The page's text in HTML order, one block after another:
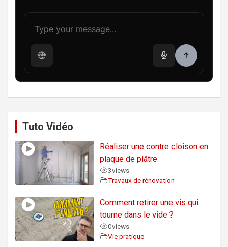
Tuto Vidéo
Réaliser une contre cloison en
plaque de plâtre
3views
Travaux de rénovation
Comment retirer une vis qui
tourne dans le vide ?
0views
Vie pratique